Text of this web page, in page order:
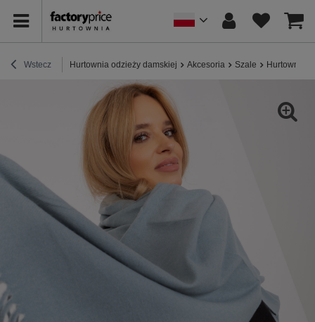
Wstecz Hurtownia odzieży damskiej Akcesoria Szale Hurtownia